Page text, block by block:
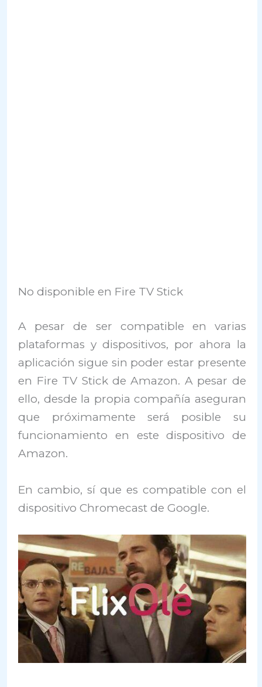
No disponible en Fire TV Stick
A pesar de ser compatible en varias
plataformas y dispositivos, por ahora la
aplicación sigue sin poder estar presente
en Fire TV Stick de Amazon. A pesar de
ello, desde la propia compañía aseguran
que próximamente será posible su
funcionamiento en este dispositivo de
Amazon.
En cambio, sí que es compatible con el
dispositivo Chromecast de Google.